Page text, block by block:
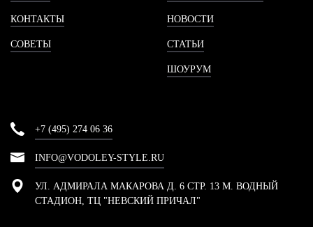
КОНТАКТЫ
СОВЕТЫ
НОВОСТИ
СТАТЬИ
ШОУРУМ
+7 (495) 274 06 36
INFO@VODOLEY-STYLE.RU
УЛ. АДМИРАЛА МАКАРОВА Д. 6 СТР. 13 М. ВОДНЫЙ
СТАДИОН, ТЦ "НЕВСКИЙ ПРИЧАЛ"